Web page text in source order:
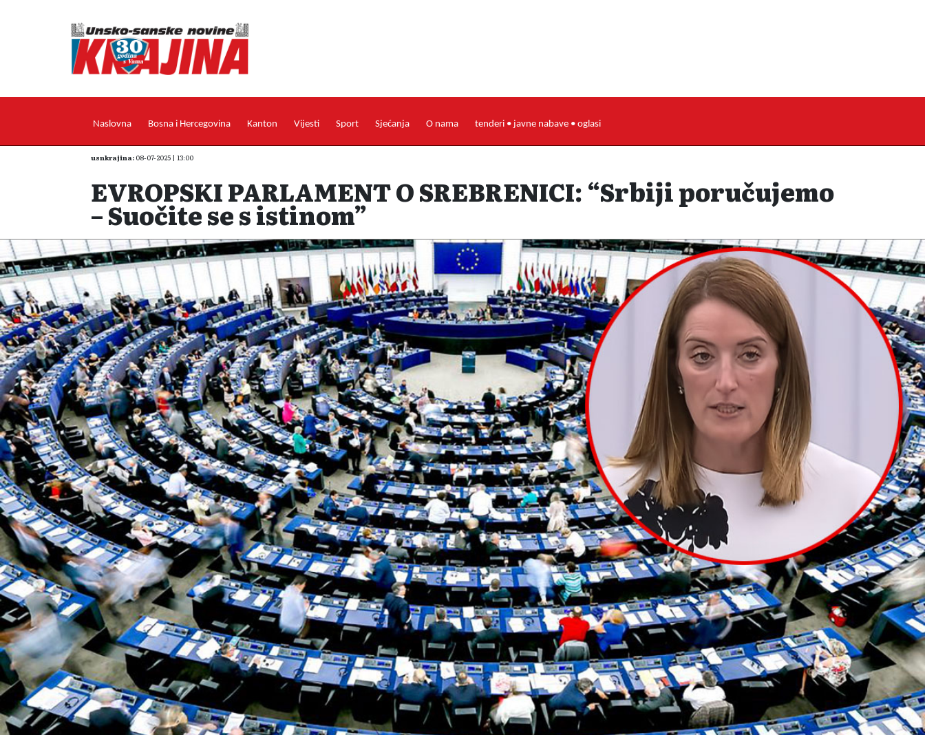
Naslovna Bosna i Hercegovina Kanton Vijesti Sport Sjećanja O nama tenderi • javne nabave • oglasi
usnkrajina: 08-07-2025 | 13:00
EVROPSKI PARLAMENT O SREBRENICI: “Srbiji poručujemo
– Suočite se s istinom”